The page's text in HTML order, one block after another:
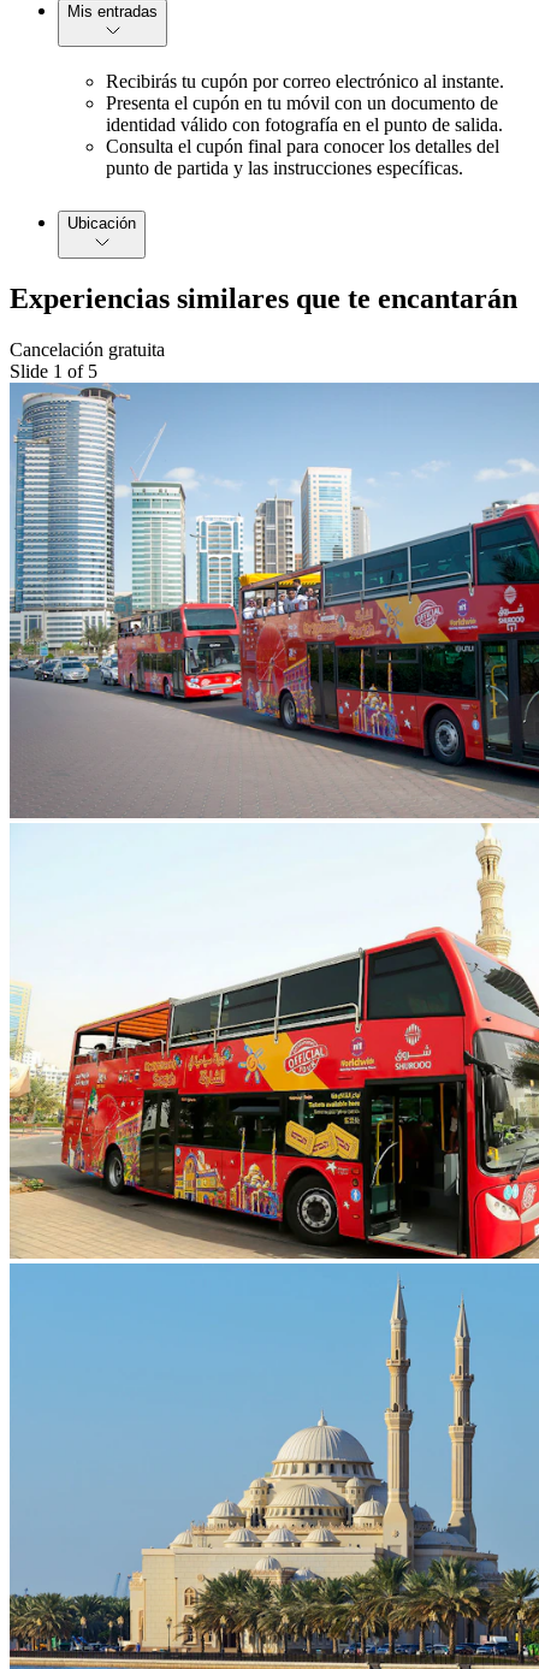
Mis entradas
Recibirás tu cupón por correo electrónico al instante.
Presenta el cupón en tu móvil con un documento de
identidad válido con fotografía en el punto de salida.
Consulta el cupón final para conocer los detalles del
punto de partida y las instrucciones específicas.
Ubicación
Experiencias similares que te encantarán
Cancelación gratuita
Slide 1 of 5